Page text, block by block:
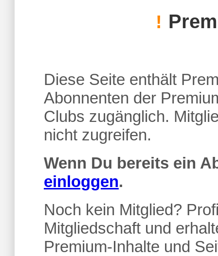
!
Diese Seite enthält
Abonnenten der
Clubs zugänglich.
nicht zugreifen.
Wenn Du bereits ein
einloggen.
Noch kein Mitglied?
Mitgliedschaft und
Premium-Inhalte und